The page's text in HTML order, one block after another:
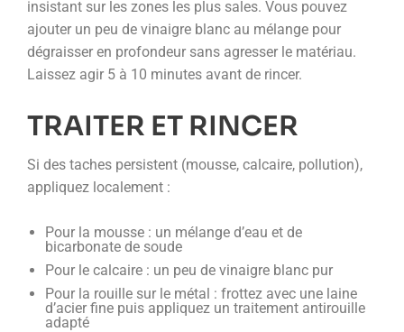
insistant sur les zones les plus sales. Vous pouvez
ajouter un peu de vinaigre blanc au mélange pour
dégraisser en profondeur sans agresser le matériau.
Laissez agir 5 à 10 minutes avant de rincer.
TRAITER ET RINCER
Si des taches persistent (mousse, calcaire, pollution),
appliquez localement :
Pour la mousse : un mélange d’eau et de
bicarbonate de soude
Pour le calcaire : un peu de vinaigre blanc pur
Pour la rouille sur le métal : frottez avec une laine
d’acier fine puis appliquez un traitement antirouille
adapté